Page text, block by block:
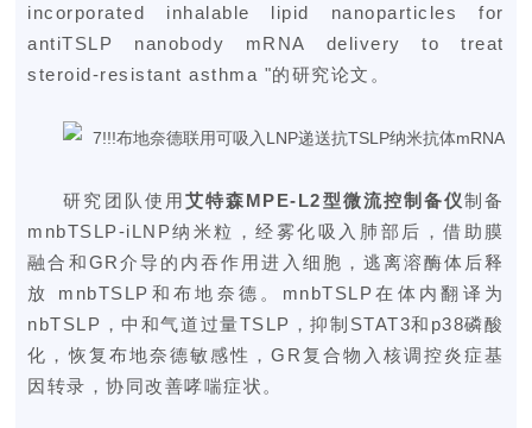
incorporated inhalable lipid nanoparticles for
antiTSLP nanobody mRNA delivery to treat
steroid-resistant asthma "的研究论文。
研究团队使用 艾特森MPE-L2型微流控制备仪制备
mnbTSLP-iLNP纳米粒，经雾化吸入肺部后，借助膜
融合和GR介导的内吞作用进入细胞，逃离溶酶体后释
放 mnbTSLP和布地奈德。mnbTSLP在体内翻译为
nbTSLP，中和气道过量TSLP，抑制STAT3和p38磷酸
化，恢复布地奈德敏感性，GR复合物入核调控炎症基
因转录，协同改善哮喘症状。